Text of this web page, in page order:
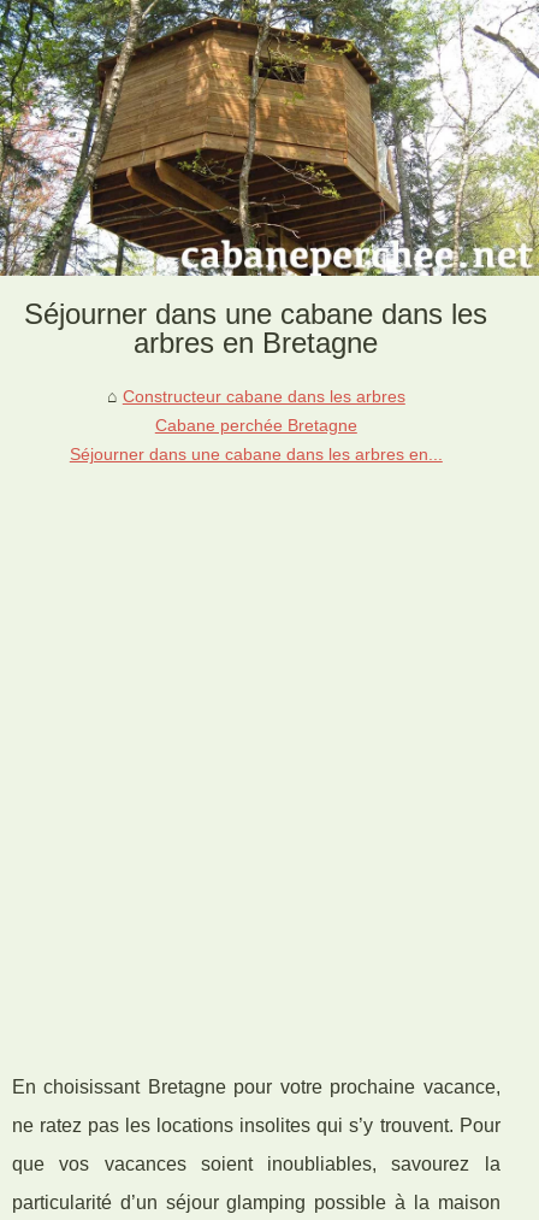
Séjourner dans une cabane dans les
arbres en Bretagne
Constructeur cabane dans les arbres
Cabane perchée Bretagne
Séjourner dans une cabane dans les arbres en...
En choisissant Bretagne pour votre prochaine vacance,
ne ratez pas les locations insolites qui s’y trouvent. Pour
que vos vacances soient inoubliables, savourez la
particularité d’un séjour glamping possible à la maison